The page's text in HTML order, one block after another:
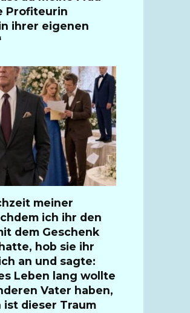
Profiteurin
ihrer eigenen
meiner
ich ihr den
dem Geschenk
hob sie ihr
an und sagte:
Leben lang wollte
Vater haben,
ist dieser Traum